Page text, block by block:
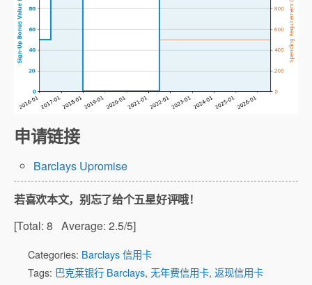
申请链接
Barclays Upromise
若喜欢本文，别忘了给个五星好评哦！
[Total: 8 Average: 2.5/5]
Categories: Barclays 信用卡
Tags: 巴克莱银行 Barclays, 无年费信用卡, 返现信用卡